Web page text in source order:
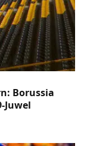
Borussia